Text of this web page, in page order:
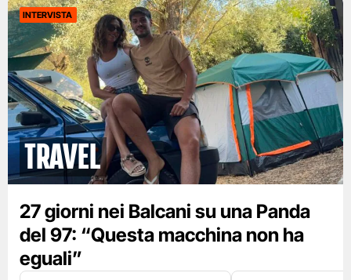
INTERVISTA
Travel
27 giorni nei Balcani su una Panda
del 97: “Questa macchina non ha
eguali”